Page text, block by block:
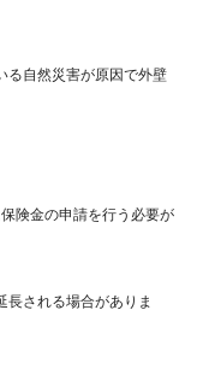
る自然災害が原因で外壁
険金の申請を行う必要が
長される場合がありま